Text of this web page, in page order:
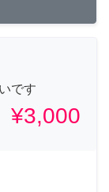
です
¥3,000